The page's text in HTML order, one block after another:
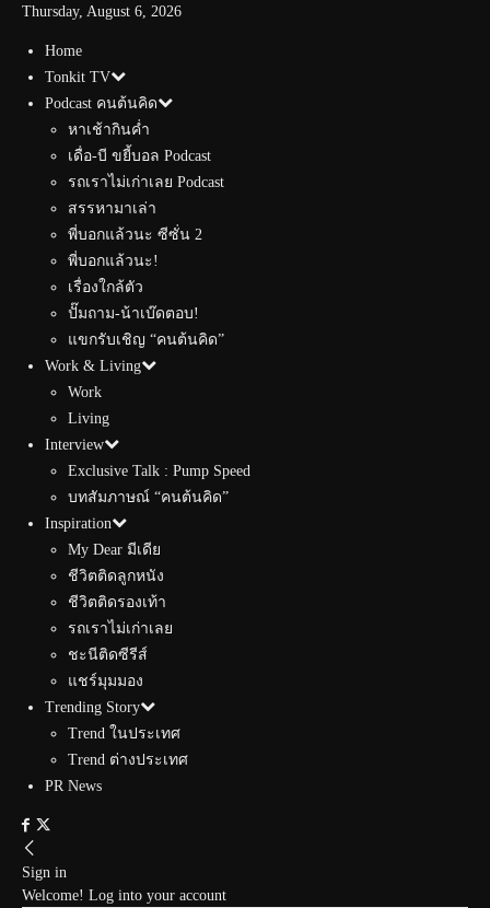
Thursday, August 6, 2026
Home
Tonkit TV
Podcast คนต้นคิด
หาเช้ากินค่ำ
เดื่อ-บี ขยี้บอล Podcast
รถเราไม่เก่าเลย Podcast
สรรหามาเล่า
พี่บอกแล้วนะ ซีซั่น 2
พี่บอกแล้วนะ!
เรื่องใกล้ตัว
ปั๊มถาม-น้าเบ๊ดตอบ!
แขกรับเชิญ “คนต้นคิด”
Work & Living
Work
Living
Interview
Exclusive Talk : Pump Speed
บทสัมภาษณ์ “คนต้นคิด”
Inspiration
My Dear มีเดีย
ชีวิตติดลูกหนัง
ชีวิตติดรองเท้า
รถเราไม่เก่าเลย
ชะนีติดซีรีส์
แชร์มุมมอง
Trending Story
Trend ในประเทศ
Trend ต่างประเทศ
PR News
Sign in
Welcome! Log into your account